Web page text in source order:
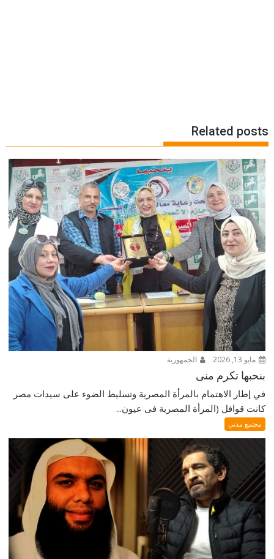
Related posts
مايو 13, 2026 الجمهورية
بنحبها تكرم منى
في إطار الاهتمام بالمرأة المصرية وتسليط الضوء على سيدات مصر
كانت قوافل (المرأة المصرية فى عيون...
مجتمع مدني